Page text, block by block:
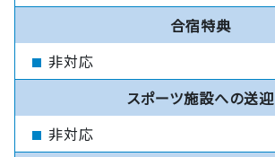
合宿特典
非対応
スポーツ施設への送迎
非対応